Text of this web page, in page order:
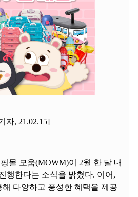
자, 21.02.15]
몰 모움(MOWM)이 2월 한 달 내
행한다는 소식을 밝혔다. 이어,
해 다양하고 풍성한 혜택을 제공